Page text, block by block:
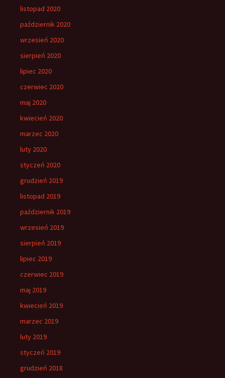
listopad 2020
październik 2020
wrzesień 2020
sierpień 2020
lipiec 2020
czerwiec 2020
maj 2020
kwiecień 2020
marzec 2020
luty 2020
styczeń 2020
grudzień 2019
listopad 2019
październik 2019
wrzesień 2019
sierpień 2019
lipiec 2019
czerwiec 2019
maj 2019
kwiecień 2019
marzec 2019
luty 2019
styczeń 2019
grudzień 2018